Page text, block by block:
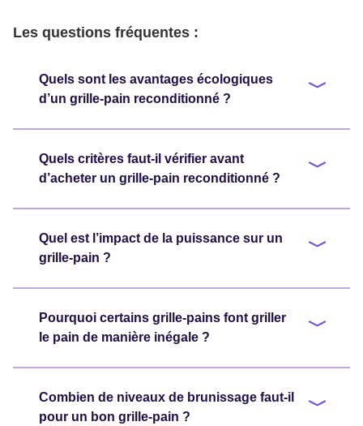
Les questions fréquentes :
Quels sont les avantages écologiques
d’un grille-pain reconditionné ?
Quels critères faut-il vérifier avant
d’acheter un grille-pain reconditionné ?
Quel est l’impact de la puissance sur un
grille-pain ?
Pourquoi certains grille-pains font griller
le pain de manière inégale ?
Combien de niveaux de brunissage faut-il
pour un bon grille-pain ?